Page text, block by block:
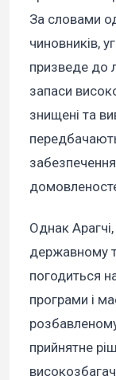
За словами
чиновників,
призведе до
запаси
знищені та
Однак
державному
погодиться
програми і
прийнятне